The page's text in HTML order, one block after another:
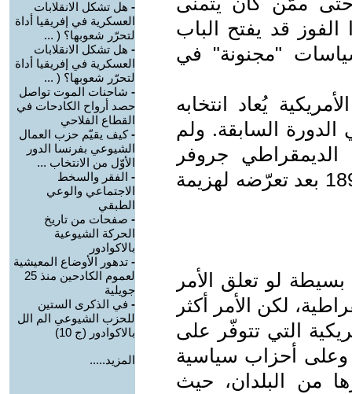
قد يفتح الباب
"مجنونة" في
يُعاد انتخابه
السابقة. ولم
الديمقراطي جروفر
كليفلاند (Grover Cleveland) سنة 1892 بعد تعرّضه لهزيمة
لو تعلق الأمر
لكن الأمر أكثر
التي تتوفّر على
وعلى أحزاب سياسية
من البلدان، حيث
- هل تشكل الانقلابات
العسكرية في إفريقيا أداة
لتحرّر شعوبها؟ ( ...
- هل تشكل الانقلابات
العسكرية في إفريقيا أداة
لتحرّر شعوبها؟ ( ...
- شاحنات الموت تواصل
حصد أرواح الكادحات في
القطاع الفلاحي
-كيف يقيّم حزب العمال
الشيوعي بفرنسا الدور
الأوّل من الانتخاب ...
- الفقر والسخط
الاجتماعي والوعي
الطبقي
- صفحات من تاريخ
الحركة الشيوعية
بالاكوادور
- تدهور الأوضاع المعيشية
لعموم الكادحين منذ 25
جويلية
- في الذكرى الستين
للحزب الشيوعي الم الل
بالاكوادور (ج 10)
المزيد.....